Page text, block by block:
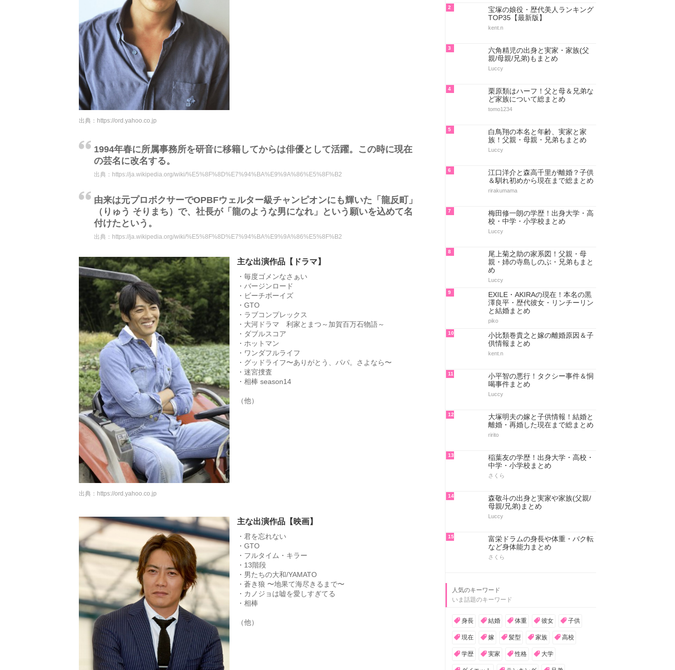
出典： https://ord.yahoo.co.jp
1994年春に所属事務所を研音に移籍してからは俳優として活躍。この時に現在
の芸名に改名する。
出典： https://ja.wikipedia.org/wiki/%E5%8F%8D%E7%94%BA%E9%9A%86%E5%8F%B2
由来は元プロボクサーでOPBFウェルター級チャンピオンにも輝いた「龍反町」
（りゅう そりまち）で、社長が「龍のような男になれ」という願いを込めて名
付けたという。
出典： https://ja.wikipedia.org/wiki/%E5%8F%8D%E7%94%BA%E9%9A%86%E5%8F%B2
主な出演作品【ドラマ】
・毎度ゴメンなさぁい
・バージンロード
・ビーチボーイズ
・GTO
・ラブコンプレックス
・大河ドラマ 利家とまつ～加賀百万石物語～
・ダブルスコア
・ホットマン
・ワンダフルライフ
・グッドライフ〜ありがとう、パパ。さよなら〜
・迷宮捜査
・相棒 season14
（他）
出典： https://ord.yahoo.co.jp
主な出演作品【映画】
・君を忘れない
・GTO
・フルタイム・キラー
・13階段
・男たちの大和/YAMATO
・蒼き狼 〜地果て海尽きるまで〜
・カノジョは嘘を愛しすぎてる
・相棒
（他）
2
宝塚の娘役・歴代美人ランキング
TOP35【最新版】
kent.n
3
六角精児の出身と実家・家族(父
親/母親/兄弟)もまとめ
Luccy
4
栗原類はハーフ！父と母＆兄弟な
ど家族について総まとめ
tomo1234
5
白鳥翔の本名と年齢、実家と家
族！父親・母親・兄弟もまとめ
Luccy
6
江口洋介と森高千里が離婚？子供
＆馴れ初めから現在まで総まとめ
rirakumama
7
梅田修一朗の学歴！出身大学・高
校・中学・小学校まとめ
Luccy
8
尾上菊之助の家系図！父親・母
親・姉の寺島しのぶ・兄弟もまと
め
Luccy
9
EXILE・AKIRAの現在！本名の黒
澤良平・歴代彼女・リンチーリン
と結婚まとめ
piko
10
小比類巻貴之と嫁の離婚原因＆子
供情報まとめ
kent.n
11
小平智の悪行！タクシー事件＆恫
喝事件まとめ
Luccy
12
大塚明夫の嫁と子供情報！結婚と
離婚・再婚した現在まで総まとめ
ririto
13
稲葉友の学歴！出身大学・高校・
中学・小学校まとめ
さくら
14
森敬斗の出身と実家や家族(父親/
母親/兄弟)まとめ
Luccy
15
富栄ドラムの身長や体重・バク転
など身体能力まとめ
さくら
人気のキーワード
いま話題のキーワード
身長 結婚 体重 彼女 子供
現在 嫁 髪型 家族 高校
学歴 実家 性格 大学